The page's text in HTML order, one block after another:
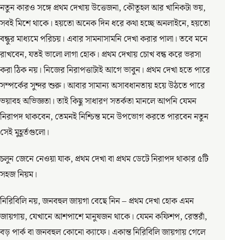
নতুন কারও সঙ্গে প্রথম দেখায় উত্তেজনা, কৌতূহল আর খানিকটা ভয়,
সবই মিশে থাকে। হয়তো অনেক দিন ধরে কথা হচ্ছে অনলাইনে, হয়তো
বন্ধুর মাধ্যমে পরিচয়। এবার সামনাসামনি দেখা করার পালা। তবে মনে
রাখবেন, যতই ভালো লাগা হোক। প্রথম দেখায় চোখ বন্ধ করে ভরসা
করা ঠিক নয়। নিজের নিরাপত্তাটাই আগে ভাবুন। প্রথম দেখা হতে পারে
সম্পর্কের সুন্দর শুরু। আবার সামান্য অসাবধানতায় হয়ে উঠতে পারে
ভয়াবহ অভিজ্ঞতা। তাই কিছু সাধারণ সতর্কতা মানলে আপনি যেমন
নিরাপদ থাকবেন, তেমনই নিশ্চিন্ত মনে উপভোগ করতে পারবেন নতুন
সেই মুহূর্তগুলো।
চলুন জেনে নেওয়া যাক, প্রথম দেখা বা প্রথম ডেটে নিরাপদ থাকার ৫টি
সহজ নিয়ম।
নিরিবিলি নয়, জনবহুল জায়গা বেছে নিন – প্রথম দেখা হোক এমন
জায়গায়, যেখানে আশপাশে মানুষজন থাকে। যেমন কফিশপ, রেস্তরাঁ,
বড় পার্ক বা জনবহুল কোনো ক্যাফে। একান্ত নিরিবিলি জায়গায় গেলে